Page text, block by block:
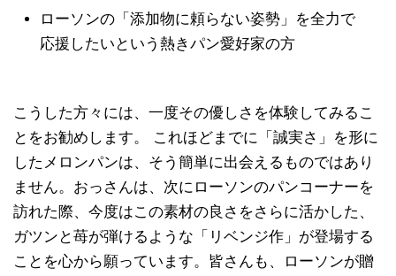
ローソンの「添加物に頼らない姿勢」を全力で
応援したいという熱きパン愛好家の方
こうした方々には、一度その優しさを体験してみるこ
とをお勧めします。 これほどまでに「誠実さ」を形に
したメロンパンは、そう簡単に出会えるものではあり
ません。おっさんは、次にローソンのパンコーナーを
訪れた際、今度はこの素材の良さをさらに活かした、
ガツンと苺が弾けるような「リベンジ作」が登場する
ことを心から願っています。皆さんも、ローソンが贈